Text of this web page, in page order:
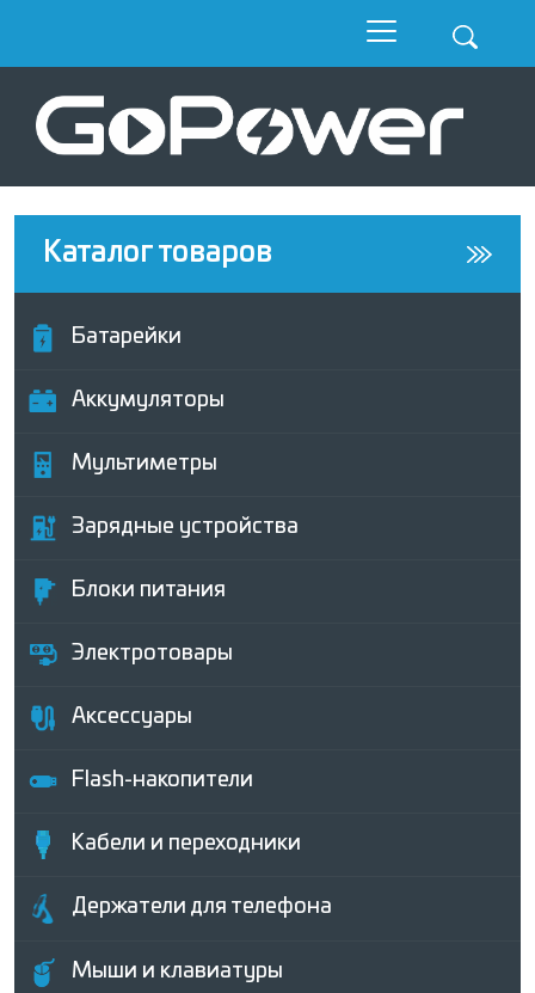
Каталог товаров
Батарейки
Аккумуляторы
Мультиметры
Зарядные устройства
Блоки питания
Электротовары
Аксессуары
Flash-накопители
Кабели и переходники
Держатели для телефона
Мыши и клавиатуры